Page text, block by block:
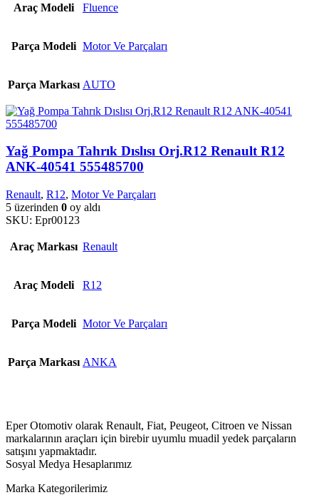
Araç Modeli Fluence
Parça Modeli Motor Ve Parçaları
Parça Markası AUTO
Yağ Pompa Tahrık Dıslısı Orj.R12 Renault R12
ANK-40541 555485700
Renault, R12, Motor Ve Parçaları
5 üzerinden 0 oy aldı
SKU: Epr00123
Araç Markası Renault
Araç Modeli R12
Parça Modeli Motor Ve Parçaları
Parça Markası ANKA
Eper Otomotiv olarak Renault, Fiat, Peugeot, Citroen ve Nissan
markalarının araçları için birebir uyumlu muadil yedek parçaların
satışını yapmaktadır.
Sosyal Medya Hesaplarımız
Marka Kategorilerimiz